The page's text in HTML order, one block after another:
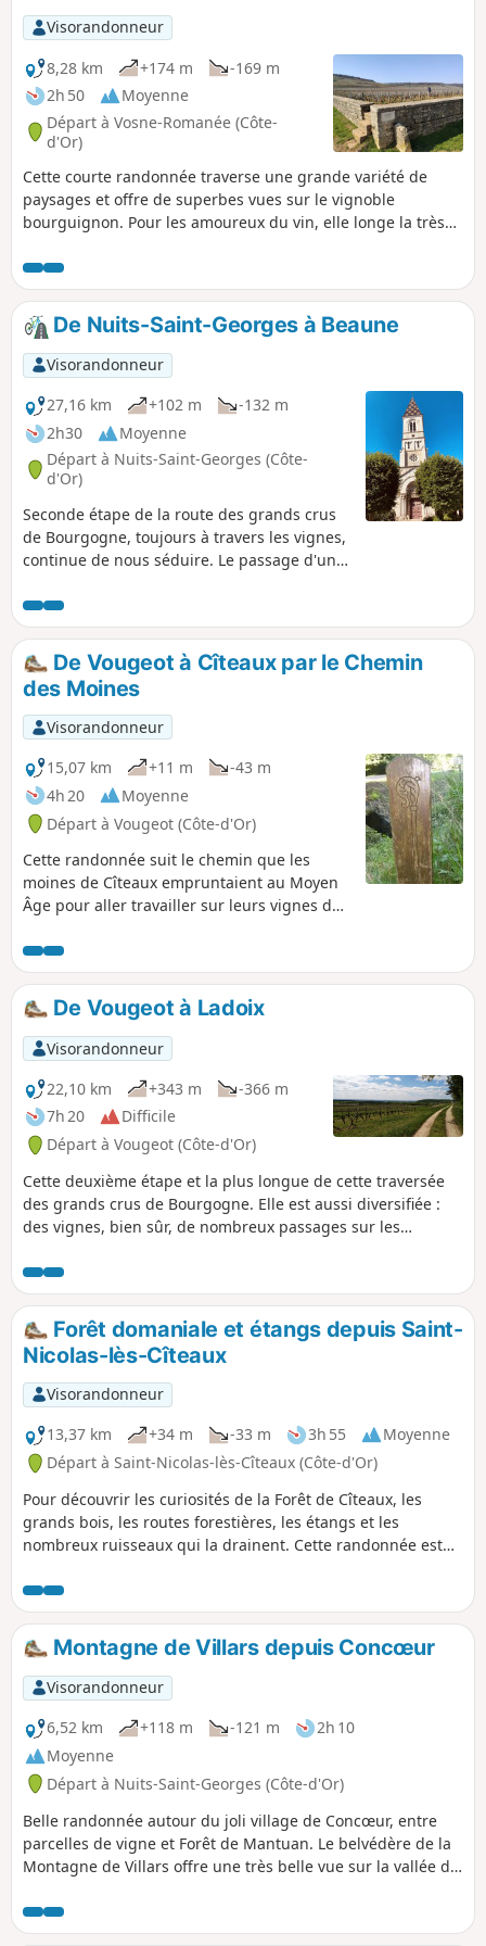
Visorandonneur
8,28 km
+174 m
-169 m
2h 50
Moyenne
Départ à Vosne-Romanée (Côte-
d'Or)
Cette courte randonnée traverse une grande variété de
paysages et offre de superbes vues sur le vignoble
bourguignon. Pour les amoureux du vin, elle longe la très
De Nuits-Saint-Georges à Beaune
Visorandonneur
27,16 km
+102 m
-132 m
2h30
Moyenne
Départ à Nuits-Saint-Georges (Côte-
d'Or)
Seconde étape de la route des grands crus
de Bourgogne, toujours à travers les vignes,
continue de nous séduire. Le passage d'un
montées, mais rien de trop sévère. Par
contre, cela nous permet de prendre de la
hauteur et de découvrir un beau panorama
sur toute l'étendue du vignoble. La traversée
des villes et villages, Aloxe-Corton et son
magnifique château, Savigny-lès-Beaune et
Beaune.
De Vougeot à Cîteaux par le Chemin
des Moines
Visorandonneur
15,07 km
+11 m
-43 m
4h 20
Moyenne
Départ à Vougeot (Côte-d'Or)
Cette randonnée suit le chemin que les
moines de Cîteaux empruntaient au Moyen
Âge pour aller travailler sur leurs vignes de
Cîteaux, avec son château bien rénové qui
était une dépendance de l'abbaye de
Cîteaux. Elle se termine devant l'abbaye de
Cîteaux.De Vougeot à Ladoix
Visorandonneur
22,10 km
+343 m
-366 m
7h 20
Difficile
Départ à Vougeot (Côte-d'Or)
Cette deuxième étape et la plus longue de cette traversée
des grands crus de Bourgogne. Elle est aussi diversifiée :
des vignes, bien sûr, de nombreux passages sur les
patrimoniales à Nuits-Saint-Georges et à Villers-la-Faye.
Forêt domaniale et étangs depuis Saint-
Nicolas-lès-Cîteaux
Visorandonneur
13,37 km
+34 m -33 m 3h 55
Moyenne
Départ à Saint-Nicolas-lès-Cîteaux (Côte-d'Or)
Pour découvrir les curiosités de la Forêt de Cîteaux, les
grands bois, les routes forestières, les étangs et les
nombreux ruisseaux qui la drainent. Cette randonnée est
la grande forêt, avec ses futaies magnifiques, ses fossés de
drainage et les grandes perspectives ouvertes depuis
certaines routes forestières.
Montagne de Villars depuis Concœur
Visorandonneur
6,52 km
+118 m -121 m
2h 10
Moyenne
Départ à Nuits-Saint-Georges (Côte-d'Or)
Belle randonnée autour du joli village de Concœur, entre
parcelles de vigne et Forêt de Mantuan. Le belvédère de la
Montagne de Villars offre une très belle vue sur la vallée du